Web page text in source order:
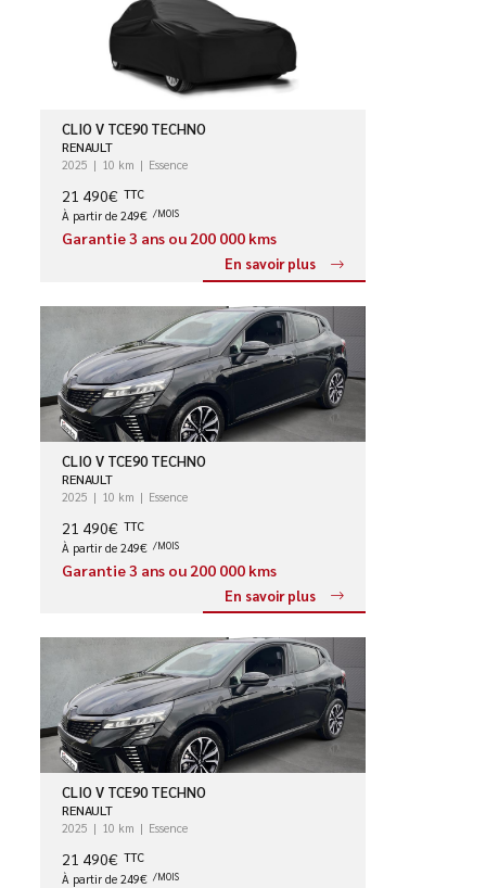
CLIO V TCE90 TECHNO
RENAULT
2025 10 km Essence
21 490€ TTC
À partir de 249€ /MOIS
Garantie 3 ans ou 200 000 kms
En savoir plus
CLIO V TCE90 TECHNO
RENAULT
2025 10 km Essence
21 490€ TTC
À partir de 249€ /MOIS
Garantie 3 ans ou 200 000 kms
En savoir plus
CLIO V TCE90 TECHNO
RENAULT
2025 10 km Essence
21 490€ TTC
À partir de 249€ /MOIS